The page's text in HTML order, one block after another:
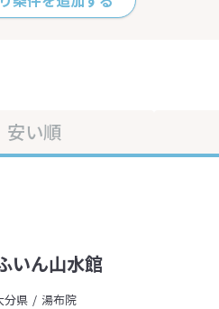
安い順
いん山水館
分県
湯布院